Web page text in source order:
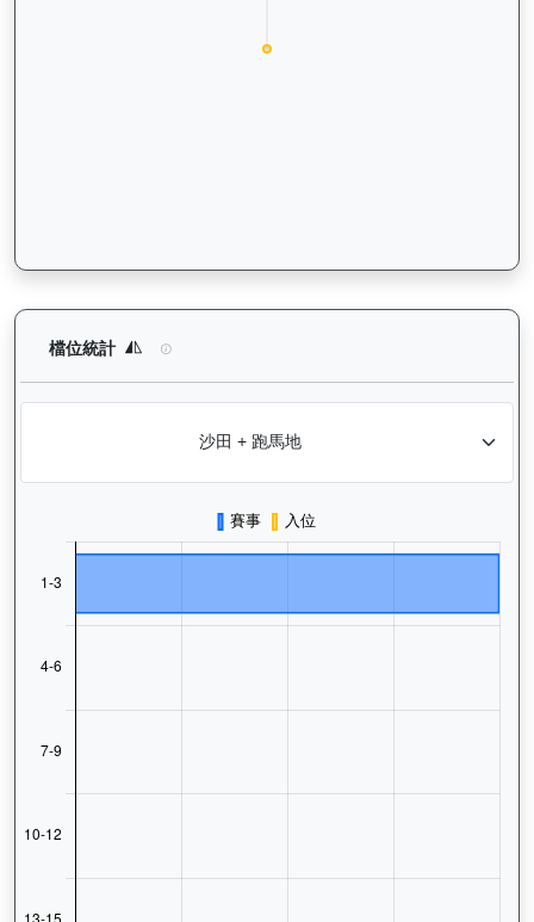
檔位統計 大宗師（K578）— 檔位統計分析：查看馬匹在